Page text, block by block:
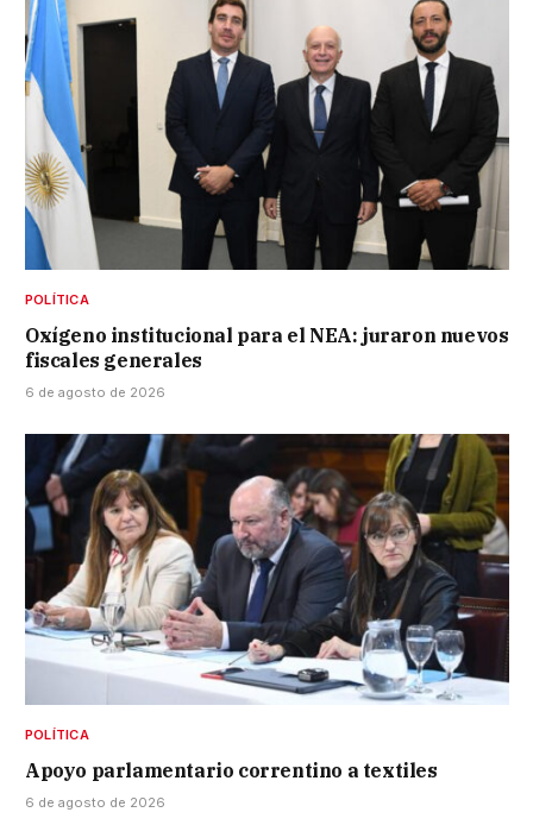
POLÍTICA
Oxígeno institucional para el NEA: juraron nuevos
fiscales generales
6 de agosto de 2026
POLÍTICA
Apoyo parlamentario correntino a textiles
6 de agosto de 2026